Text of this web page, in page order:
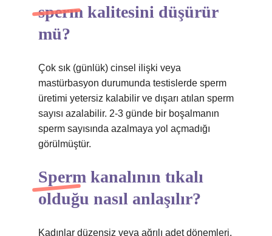
sperm kalitesini düşürür
mü?
Çok sık (günlük) cinsel ilişki veya
mastürbasyon durumunda testislerde sperm
üretimi yetersiz kalabilir ve dışarı atılan sperm
sayısı azalabilir. 2-3 günde bir boşalmanın
sperm sayısında azalmaya yol açmadığı
görülmüştür.
Sperm kanalının tıkalı
olduğu nasıl anlaşılır?
Kadınlar düzensiz veya ağrılı adet dönemleri,